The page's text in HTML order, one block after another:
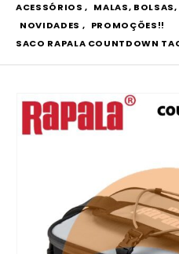
ACESSÓRIOS , MALAS,
NOVIDADES , PROMOÇÕES!!
SACO RAPALA COUNTDOWN